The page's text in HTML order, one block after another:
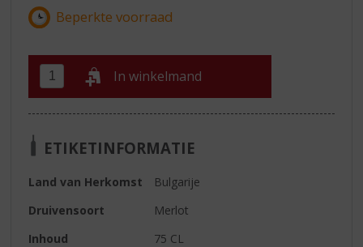
In winkelmand
ETIKETINFORMATIE
Land van Herkomst
Bulgarije
Druivensoort
Merlot
Inhoud
75 CL